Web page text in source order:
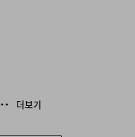
더보기